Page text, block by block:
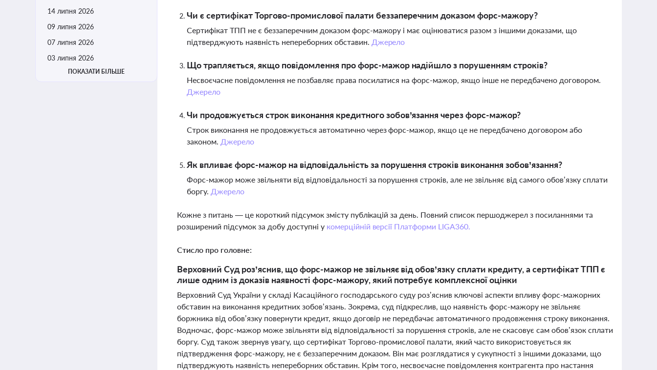
14 липня 2026
09 липня 2026
07 липня 2026
03 липня 2026
ПОКАЗАТИ БІЛЬШЕ
Чи є сертифікат Торгово-промислової палати беззаперечним доказом форс-мажору?
Сертифікат ТПП не є беззаперечним доказом форс-мажору і має оцінюватися разом з іншими доказами, що
підтверджують наявність непереборних обставин. Джерело
Що трапляється, якщо повідомлення про форс-мажор надійшло з порушенням строків?
Несвоєчасне повідомлення не позбавляє права посилатися на форс-мажор, якщо інше не передбачено договором.
Джерело
Чи продовжується строк виконання кредитного зобов’язання через форс-мажор?
Строк виконання не продовжується автоматично через форс-мажор, якщо це не передбачено договором або
законом. Джерело
Як впливає форс-мажор на відповідальність за порушення строків виконання зобов’язання?
Форс-мажор може звільняти від відповідальності за порушення строків, але не звільняє від самого обов’язку сплати
боргу. Джерело
Кожне з питань — це короткий підсумок змісту публікацій за день. Повний список першоджерел з посиланнями та
розширений підсумок за добу доступні у комерційній версії Платформи LIGA360.
Стисло про головне:
Верховний Суд роз’яснив, що форс-мажор не звільняє від обов’язку сплати кредиту, а сертифікат ТПП є
лише одним із доказів наявності форс-мажору, який потребує комплексної оцінки
Верховний Суд України у складі Касаційного господарського суду роз’яснив ключові аспекти впливу форс-мажорних
обставин на виконання кредитних зобов’язань. Зокрема, суд підкреслив, що наявність форс-мажору не звільняє
боржника від обов’язку повернути кредит, якщо договір не передбачає автоматичного продовження строку виконання.
Водночас, форс-мажор може звільняти від відповідальності за порушення строків, але не скасовує сам обов’язок сплати
боргу. Суд також звернув увагу, що сертифікат Торгово-промислової палати, який часто використовується як
підтвердження форс-мажору, не є беззаперечним доказом. Він має розглядатися у сукупності з іншими доказами, що
підтверджують наявність непереборних обставин. Крім того, несвоєчасне повідомлення контрагента про настання